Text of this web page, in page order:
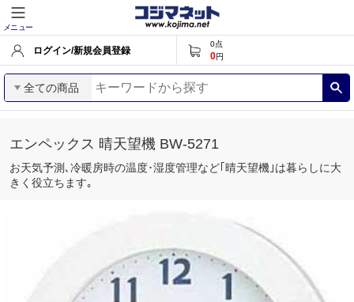
メニュー
ログイン/新規会員登録
0点
0円
全ての商品
エンペックス 晴天望機 BW‐5271
お天気予測､冷暖房時の温度･湿度管理など｢晴天望機｣は暮らしに大
きく役立ちます｡